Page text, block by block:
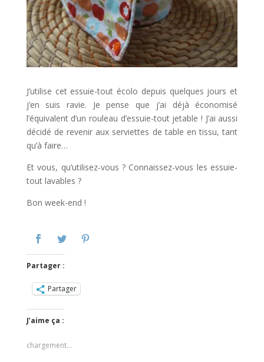
J’utilise cet essuie-tout écolo depuis quelques jours et
j’en suis ravie. Je pense que j’ai déjà économisé
l’équivalent d’un rouleau d’essuie-tout jetable ! J’ai aussi
décidé de revenir aux serviettes de table en tissu, tant
qu’à faire…
Et vous, qu’utilisez-vous ? Connaissez-vous les essuie-
tout lavables ?
Bon week-end !
Partager :
Partager
J’aime ça :
chargement…